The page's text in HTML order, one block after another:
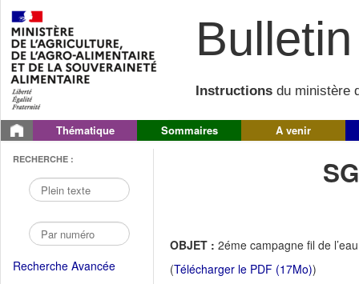
Instructions du ministère
Thématique Sommaires A venir
RECHERCHE :
Recherche Avancée
OBJET : 2éme campagne fil de
(Télécharger le PDF (17Mo))